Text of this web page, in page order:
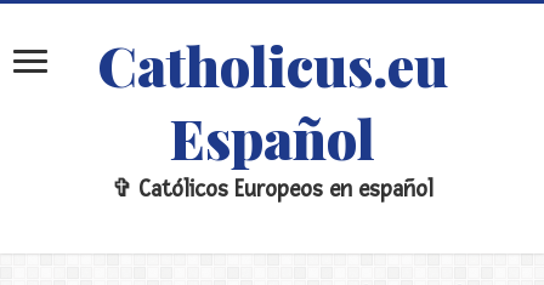
Catholicus.eu
Español
✞ Católicos Europeos en español